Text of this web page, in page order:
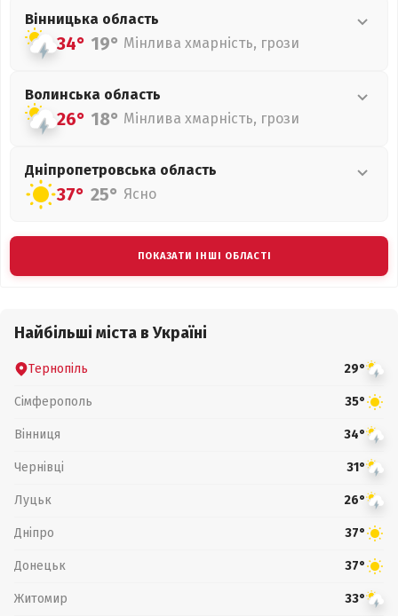
Вінницька область
34° 19° Мінлива хмарність, грози
Волинська область
26° 18° Мінлива хмарність, грози
Дніпропетровська область
37° 25° Ясно
ПОКАЗАТИ ІНШІ ОБЛАСТІ
Найбільші міста в Україні
Тернопіль 29°
Сімферополь 35°
Вінниця 34°
Чернівці 31°
Луцьк 26°
Дніпро 37°
Донецьк 37°
Житомир 33°